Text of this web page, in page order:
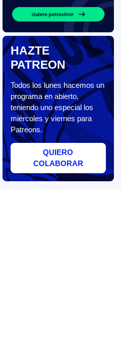
HAZTE
PATREON
Todos los lunes hacemos un
programa en abierto,
teniendo uno especial los
miércoles y viernes para
Patreons.
QUIERO
COLABORAR